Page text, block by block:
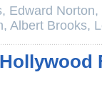
, Edward Norton,
, Albert Brooks,